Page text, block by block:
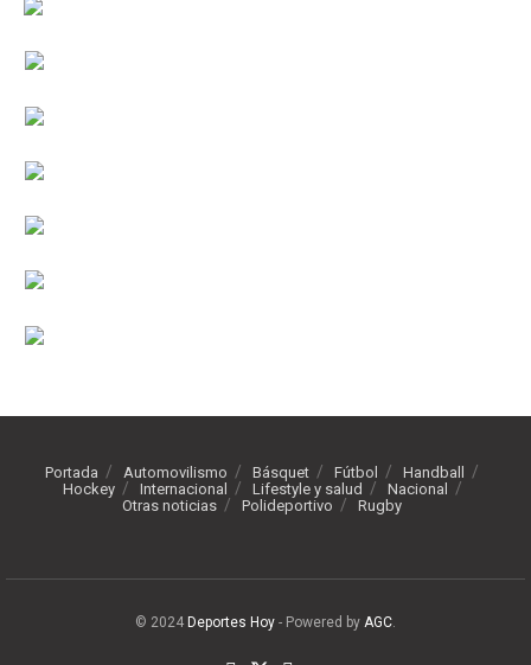
Portada Automovilismo Básquet Fútbol
Handball
Hockey
Internacional Lifestyle y salud
Nacional
Otras noticias
Polideportivo Rugby
© 2024 Deportes Hoy - Powered by AGC